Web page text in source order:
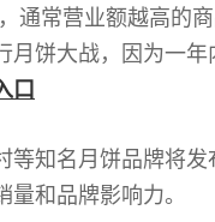
通常营业额越高的
饼大战，因为一年
口
等知名月饼品牌将
和品牌影响力。